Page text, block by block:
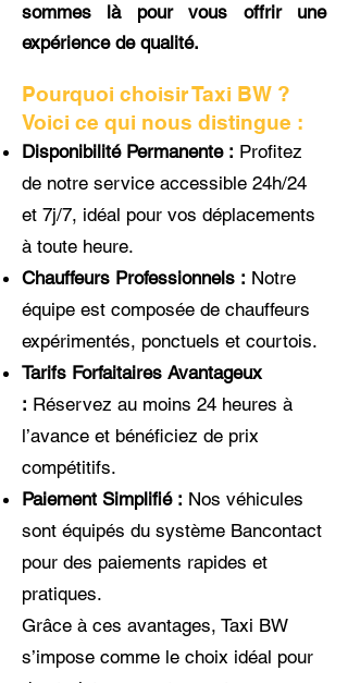
sommes là pour vous offrir une
expérience de qualité.
Pourquoi choisir Taxi BW ?
Voici ce qui nous distingue :
Disponibilité Permanente : Profitez
de notre service accessible 24h/24
et 7j/7, idéal pour vos déplacements
à toute heure.
Chauffeurs Professionnels : Notre
équipe est composée de chauffeurs
expérimentés, ponctuels et courtois.
Tarifs Forfaitaires Avantageux
: Réservez au moins 24 heures à
l’avance et bénéficiez de prix
compétitifs.
Paiement Simplifié : Nos véhicules
sont équipés du système Bancontact
pour des paiements rapides et
pratiques.
Grâce à ces avantages, Taxi BW
s’impose comme le choix idéal pour